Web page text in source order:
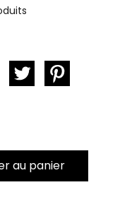
au panier